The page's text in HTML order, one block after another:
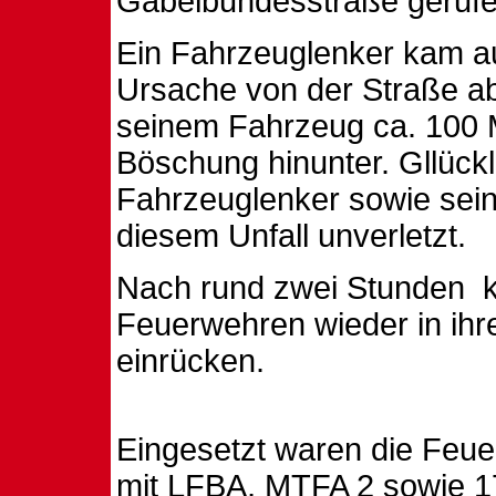
Ein Fahrzeuglenker kam
Ursache von der Straße
seinem Fahrzeug ca. 100
Böschung hinunter.
Fahrzeuglenker sowie
diesem Unfall unverletzt.
Nach rund zwei Stunden
Feuerwehren wieder in
einrücken.
Eingesetzt waren die
mit LFBA, MTFA 2 sowie